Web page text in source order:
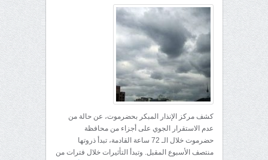
كشف مركز الإنذار المبكر بحضرموت، عن حالة من
عدم الاستقرار الجوي على أجزاء من محافظة
حضرموت خلال الـ 72 ساعة القادمة، تبدأ ذروتها
منتصف الأسبوع المقبل. وتبدأ التأثيرات خلال فترات من